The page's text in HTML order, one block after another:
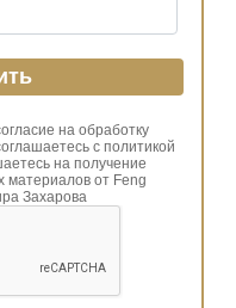
на обработку
с политикой
на получение
от Feng
Захарова